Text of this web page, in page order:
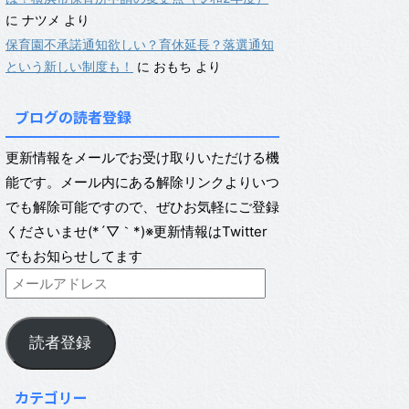
に ナツメ より
保育園不承諾通知欲しい？育休延長？落選通知
という新しい制度も！
に おもち より
ブログの読者登録
更新情報をメールでお受け取りいただける機
能です。メール内にある解除リンクよりいつ
でも解除可能ですので、ぜひお気軽にご登録
くださいませ(*´▽｀*)※更新情報はTwitter
でもお知らせしてます
読者登録
カテゴリー